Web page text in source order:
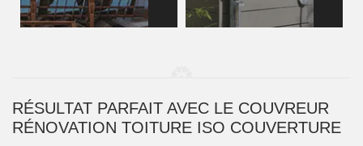
RÉSULTAT PARFAIT AVEC LE COUVREUR
RÉNOVATION TOITURE ISO COUVERTURE